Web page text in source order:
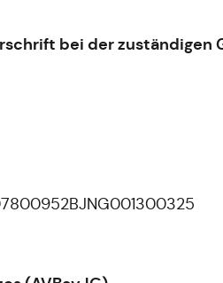
bei der zuständigen